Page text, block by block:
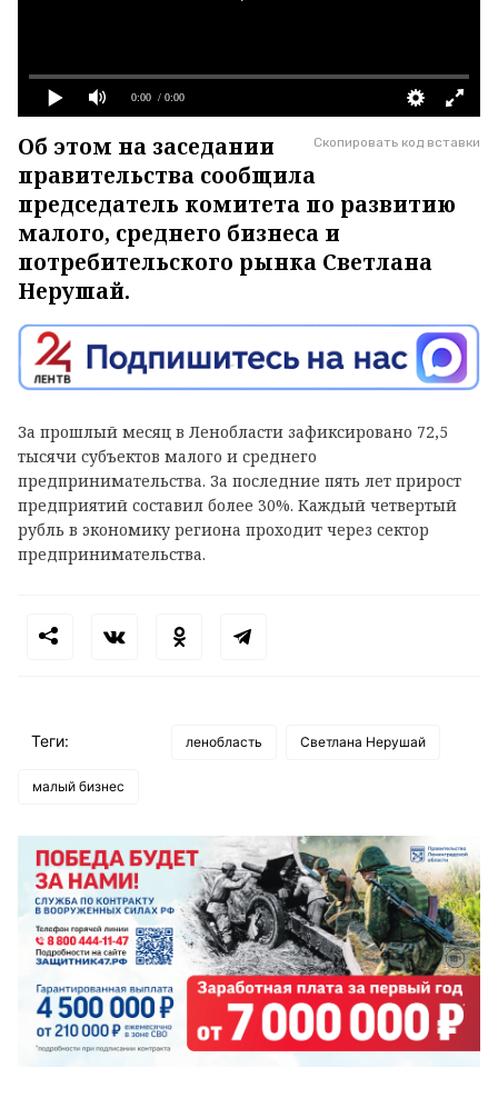
0:00 / 0:00
Скопировать код вставки
Об этом на заседании
правительства сообщила
председатель комитета по развитию
малого, среднего бизнеса и
потребительского рынка Светлана
Нерушай.
За прошлый месяц в Ленобласти зафиксировано 72,5
тысячи субъектов малого и среднего
предпринимательства. За последние пять лет прирост
предприятий составил более 30%. Каждый четвертый
рубль в экономику региона проходит через сектор
предпринимательства.
Теги: ленобласть Светлана Нерушай
малый бизнес